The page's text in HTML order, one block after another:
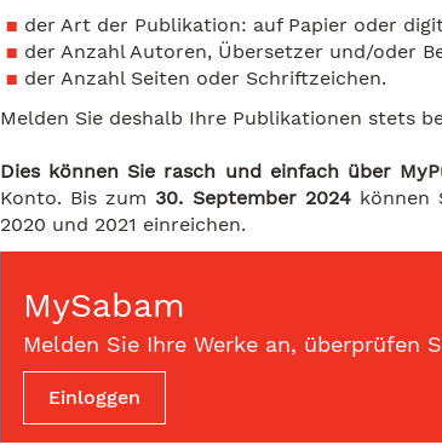
der Art der Publikation: auf Papier oder
der Anzahl Autoren, Übersetzer und/oder
der Anzahl Seiten oder Schriftzeichen.
Melden Sie deshalb Ihre Publikationen stets
Dies können Sie rasch und einfach über
Konto. Bis zum 30. September 2024können
2020 und 2021 einreichen.
MySabam
Melden Sie Ihre Werke an, überprüfen
Einloggen